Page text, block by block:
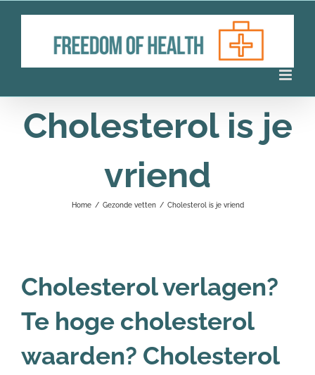
Cholesterol is je
vriend
Home / Gezonde vetten / Cholesterol is je vriend
Cholesterol verlagen?
Te hoge cholesterol
waarden? Cholesterol